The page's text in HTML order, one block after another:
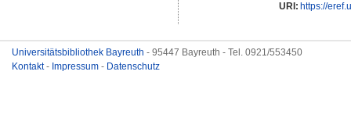
URI: https://
Universitätsbibliothek Bayreuth - 95447 Bayreuth - Tel. 0921/553450
Kontakt- Impressum - Datenschutz